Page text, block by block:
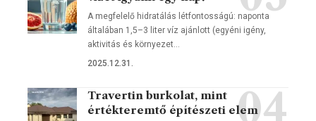
A megfelelő hidratálás létfontosságú: naponta
általában 1,5–3 liter víz ajánlott (egyéni igény,
aktivitás és környezet…
2025.12.31.
Travertin burkolat, mint
értékteremtő építészeti elem